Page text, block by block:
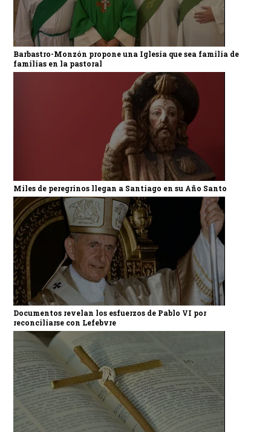
Barbastro-Monzón propone una Iglesia que sea familia de
familias en la pastoral
Miles de peregrinos llegan a Santiago en su Año Santo
Documentos revelan los esfuerzos de Pablo VI por
reconciliarse con Lefebvre